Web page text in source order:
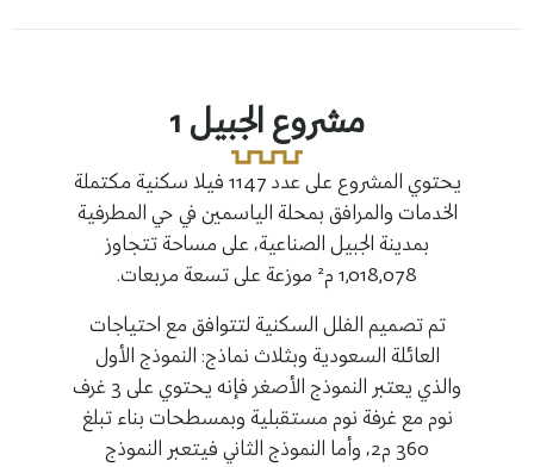
مشروع الجبيل 1
يحتوي المشروع على عدد 1147 فيلا سكنية مكتملة
الخدمات والمرافق بمحلة الياسمين في حي المطرفية
بمدينة الجبيل الصناعية، على مساحة تتجاوز
1,018,078 م² موزعة على تسعة مربعات.
تم تصميم الفلل السكنية لتتوافق مع احتياجات
العائلة السعودية وبثلاث نماذج: النموذج الأول
والذي يعتبر النموذج الأصغر فإنه يحتوي على 3 غرف
نوم مع غرفة نوم مستقبلية وبمسطحات بناء تبلغ
360 م2، وأما النموذج الثاني فيتعبر النموذج